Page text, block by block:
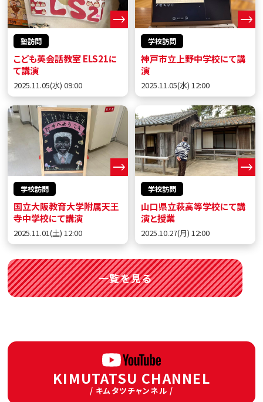
塾訪問
こども英会話教室 ELS21に
て講演
2025.11.05(水) 09:00
学校訪問
神戸市立上野中学校にて講
演
2025.11.05(水) 12:00
学校訪問
国立大阪教育大学附属天王
寺中学校にて講演
2025.11.01(土) 12:00
学校訪問
山口県立萩高等学校にて講
演と授業
2025.10.27(月) 12:00
一覧を見る
KIMUTATSU CHANNEL
/ キムタツチャンネル /